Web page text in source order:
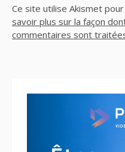
Ce site utilise Akismet
savoir plus sur la façon
commentaires sont